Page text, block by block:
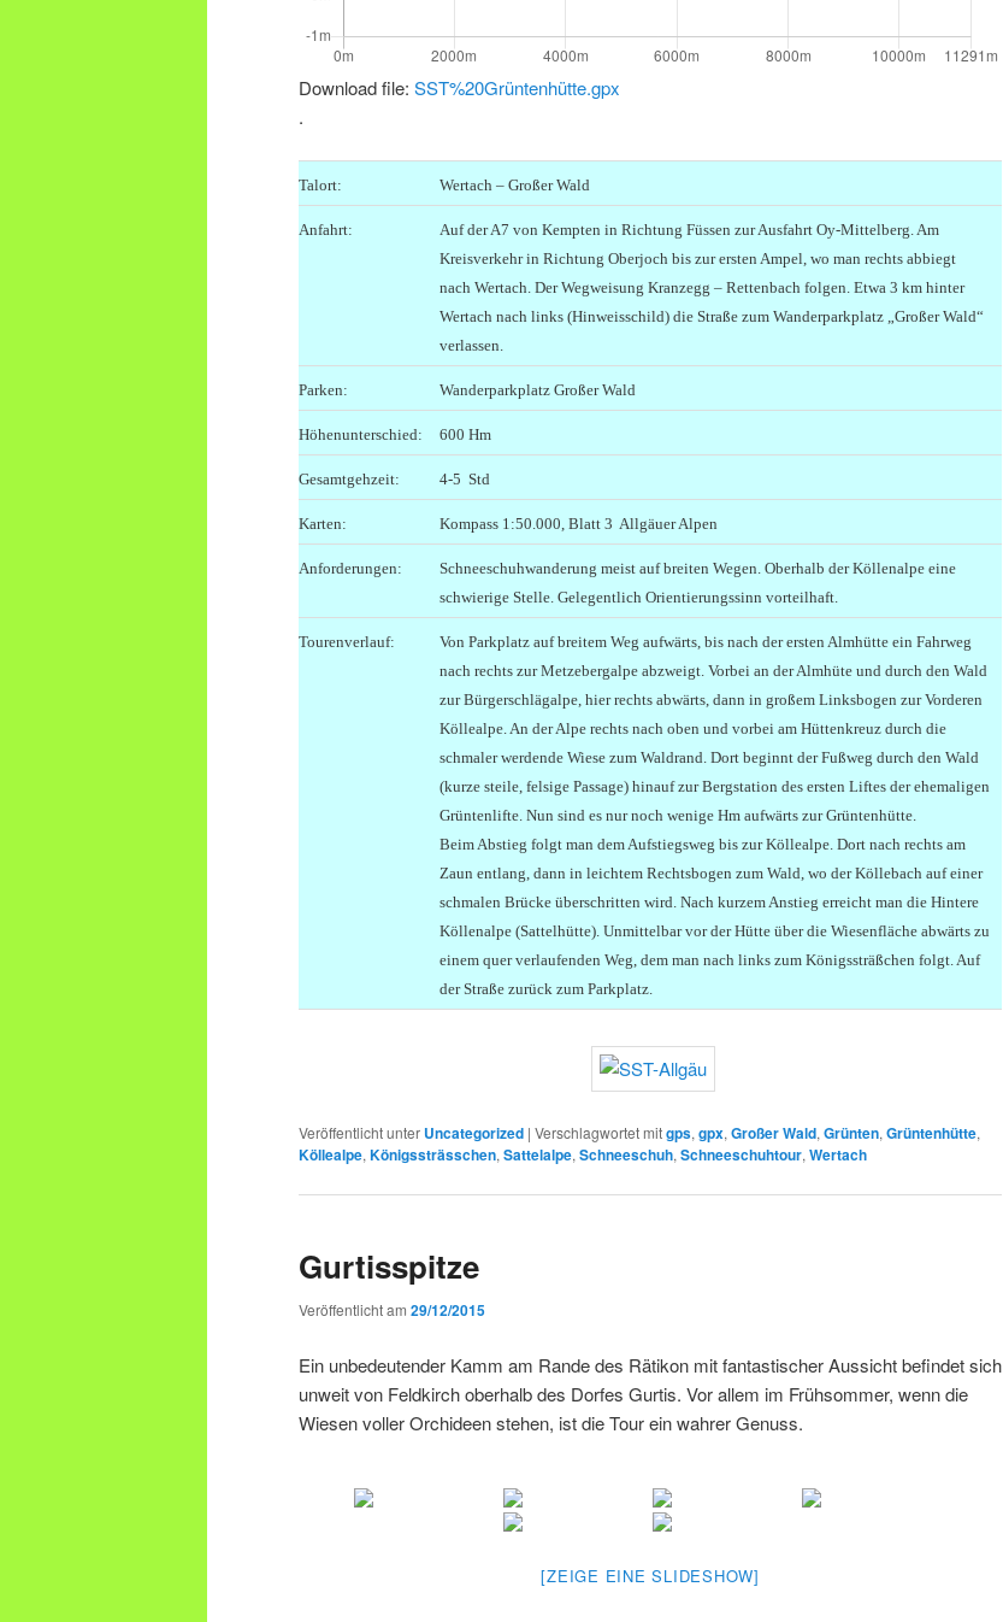
Download file: SST%20Grüntenhütte.gpx
.
Talort: Wertach – Großer Wald
Anfahrt:
Auf der A7 von Kempten in Richtung Füssen zur Ausfahrt Oy-Mittelberg. Am
Kreisverkehr in Richtung Oberjoch bis zur ersten Ampel, wo man rechts abbiegt
nach Wertach. Der Wegweisung Kranzegg – Rettenbach folgen. Etwa 3 km hinter
Wertach nach links (Hinweisschild) die Straße zum Wanderparkplatz „Großer Wald“
verlassen.
Parken: Wanderparkplatz Großer Wald
Höhenunterschied: 600 Hm
Gesamtgehzeit: 4-5 Std
Karten: Kompass 1:50.000, Blatt 3 Allgäuer Alpen
Anforderungen:
Schneeschuhwanderung meist auf breiten Wegen. Oberhalb der Köllenalpe eine
schwierige Stelle. Gelegentlich Orientierungssinn vorteilhaft.
Tourenverlauf:
Von Parkplatz auf breitem Weg aufwärts, bis nach der ersten Almhütte ein Fahrweg
nach rechts zur Metzebergalpe abzweigt. Vorbei an der Almhüte und durch den Wald
zur Bürgerschlägalpe, hier rechts abwärts, dann in großem Linksbogen zur Vorderen
Köllealpe. An der Alpe rechts nach oben und vorbei am Hüttenkreuz durch die
schmaler werdende Wiese zum Waldrand. Dort beginnt der Fußweg durch den Wald
(kurze steile, felsige Passage) hinauf zur Bergstation des ersten Liftes der ehemaligen
Grüntenlifte. Nun sind es nur noch wenige Hm aufwärts zur Grüntenhütte.
Beim Abstieg folgt man dem Aufstiegsweg bis zur Köllealpe. Dort nach rechts am
Zaun entlang, dann in leichtem Rechtsbogen zum Wald, wo der Köllebach auf einer
schmalen Brücke überschritten wird. Nach kurzem Anstieg erreicht man die Hintere
Köllenalpe (Sattelhütte). Unmittelbar vor der Hütte über die Wiesenfläche abwärts zu
einem quer verlaufenden Weg, dem man nach links zum Königssträßchen folgt. Auf
der Straße zurück zum Parkplatz.
Veröffentlicht unter Uncategorized | Verschlagwortet mitgps, gpx, Großer Wald, Grünten, Grüntenhütte,
Köllealpe, Königssträsschen, Sattelalpe, Schneeschuh, Schneeschuhtour, Wertach
Gurtisspitze
Veröffentlicht am 29/12/2015
Ein unbedeutender Kamm am Rande des Rätikon mit fantastischer Aussicht befindet sich
unweit von Feldkirch oberhalb des Dorfes Gurtis. Vor allem im Frühsommer, wenn die
Wiesen voller Orchideen stehen, ist die Tour ein wahrer Genuss.
[ZEIGE EINE SLIDESHOW]